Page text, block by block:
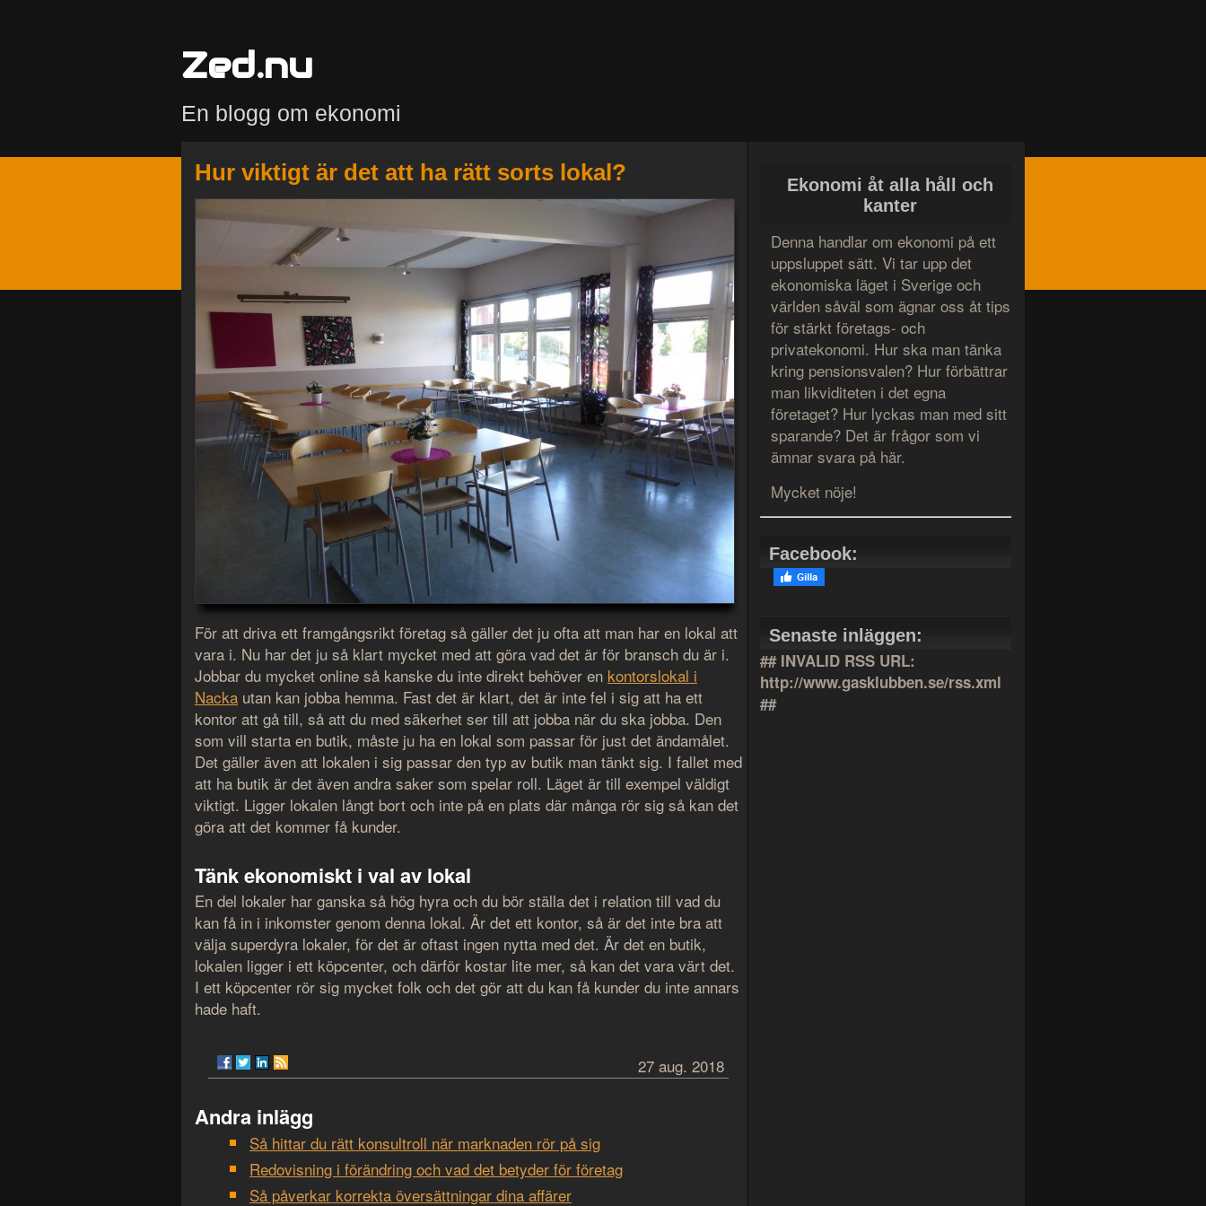
Zed.nu
En blogg om ekonomi
Hur viktigt är det att ha rätt sorts lokal?
För att driva ett framgångsrikt företag så gäller det ju ofta att man har en lokal att
vara i. Nu har det ju så klart mycket med att göra vad det är för bransch du är i.
Jobbar du mycket online så kanske du inte direkt behöver en kontorslokal i
Nacka utan kan jobba hemma. Fast det är klart, det är inte fel i sig att ha ett
kontor att gå till, så att du med säkerhet ser till att jobba när du ska jobba. Den
som vill starta en butik, måste ju ha en lokal som passar för just det ändamålet.
Det gäller även att lokalen i sig passar den typ av butik man tänkt sig. I fallet med
att ha butik är det även andra saker som spelar roll. Läget är till exempel väldigt
viktigt. Ligger lokalen långt bort och inte på en plats där många rör sig så kan det
göra att det kommer få kunder.
Tänk ekonomiskt i val av lokal
En del lokaler har ganska så hög hyra och du bör ställa det i relation till vad du
kan få in i inkomster genom denna lokal. Är det ett kontor, så är det inte bra att
välja superdyra lokaler, för det är oftast ingen nytta med det. Är det en butik,
lokalen ligger i ett köpcenter, och därför kostar lite mer, så kan det vara värt det.
I ett köpcenter rör sig mycket folk och det gör att du kan få kunder du inte annars
hade haft.
27 aug. 2018
Andra inlägg
Så hittar du rätt konsultroll när marknaden rör på sig
Redovisning i förändring och vad det betyder för företag
Så påverkar korrekta översättningar dina affärer
Ekonomi åt alla håll och
kanter
Denna handlar om ekonomi på ett
uppsluppet sätt. Vi tar upp det
ekonomiska läget i Sverige och
världen såväl som ägnar oss åt tips
för stärkt företags- och
privatekonomi. Hur ska man tänka
kring pensionsvalen? Hur förbättrar
man likviditeten i det egna
företaget? Hur lyckas man med sitt
sparande? Det är frågor som vi
ämnar svara på här.
Mycket nöje!
Facebook:
Senaste inläggen:
## INVALID RSS URL:
http://www.gasklubben.se/rss.xml
##